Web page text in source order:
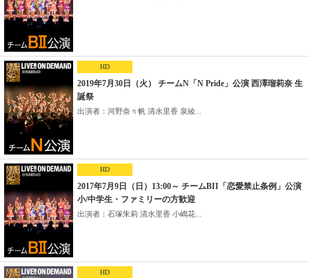
HD
2019年7月30日（火） チームN「N Pride」公演 西澤瑠莉奈 生
誕祭
出演者：河野奈々帆 清水里香 泉綾...
HD
2017年7月9日（日）13:00～ チームBII「恋愛禁止条例」公演
小/中学生・ファミリーの方歓迎
出演者：石塚朱莉 清水里香 小嶋花...
HD